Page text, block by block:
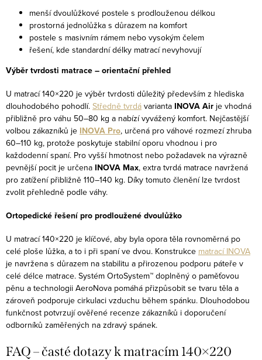
menší dvoulůžkové postele s prodlouženou délkou
prostorná jednolůžka s důrazem na komfort
postele s masivním rámem nebo vysokým čelem
řešení, kde standardní délky matrací nevyhovují
Výběr tvrdosti matrace – orientační přehled
U matrací 140×220 je výběr tvrdosti důležitý především z hlediska
dlouhodobého pohodlí. Středně tvrdá varianta INOVA Air je vhodná
přibližně pro váhu 50–80 kg a nabízí vyvážený komfort. Nejčastější
volbou zákazníků je INOVA Pro, určená pro váhové rozmezí zhruba
60–110 kg, protože poskytuje stabilní oporu vhodnou i pro
každodenní spaní. Pro vyšší hmotnost nebo požadavek na výrazně
pevnější pocit je určena INOVA Max, extra tvrdá matrace navržená
pro zatížení přibližně 110–140 kg. Díky tomuto členění lze tvrdost
zvolit přehledně podle váhy.
Ortopedické řešení pro prodloužené dvoulůžko
U matrací 140×220 je klíčové, aby byla opora těla rovnoměrná po
celé ploše lůžka, a to i při spaní ve dvou. Konstrukce matrací INOVA
je navržena s důrazem na stabilitu a přirozenou podporu páteře v
celé délce matrace. Systém OrtoSystem™ doplněný o paměťovou
pěnu a technologii AeroNova pomáhá přizpůsobit se tvaru těla a
zároveň podporuje cirkulaci vzduchu během spánku. Dlouhodobou
funkčnost potvrzují ověřené recenze zákazníků i doporučení
odborníků zaměřených na zdravý spánek.
FAQ – časté dotazy k matracím 140×220